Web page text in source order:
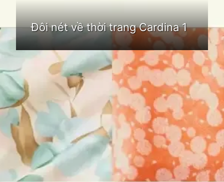
Đôi nét về thời trang Cardina 1